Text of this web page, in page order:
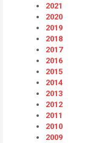
2021
2020
2019
2018
2017
2016
2015
2014
2013
2012
2011
2010
2009